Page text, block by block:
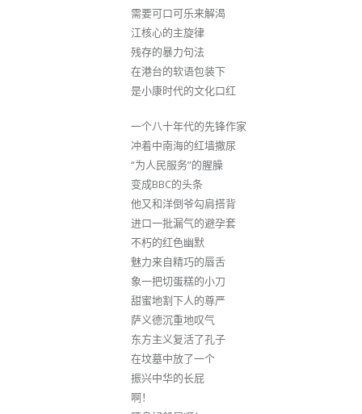
需要可口可乐来解渴
江核心的主旋律
残存的暴力句法
在港台的软语包装下
是小康时代的文化口红
一个八十年代的先锋作家
冲着中南海的红墙撒尿
“为人民服务”的腥臊
变成BBC的头条
他又和洋倒爷勾肩搭背
进口一批漏气的避孕套
不朽的红色幽默
魅力来自精巧的唇舌
象一把切蛋糕的小刀
甜蜜地割下人的尊严
萨义德沉重地叹气
东方主义复活了孔子
在坟墓中放了一个
振兴中华的长屁
啊！